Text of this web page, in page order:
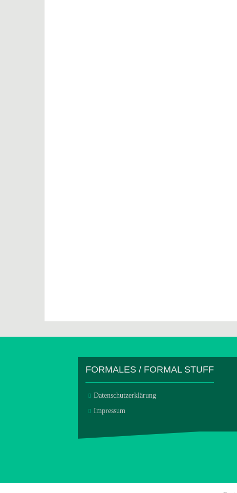
FORMALES / FORMAL STUFF
Datenschutzerklärung
Impressum